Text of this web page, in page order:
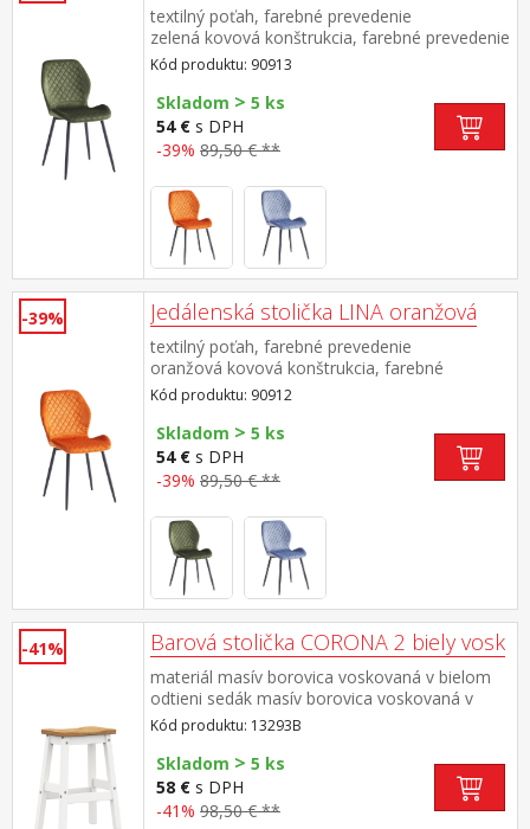
textilný poťah, farebné prevedenie
zelená kovová konštrukcia, farebné prevedenie
čierna výška sedu 50 cm odporúčaná nosnosť
do 120 kg
Kód produktu: 90913
Skladom > 5 ks
54 € s DPH
-39% 89,50 € **
-39% Jedálenská stolička LINA oranžová
textilný poťah, farebné prevedenie
oranžová kovová konštrukcia, farebné
prevedenie čierna výška sedu 50
cm odporúčaná nosnosť do 120 kg
Kód produktu: 90912
Skladom > 5 ks
54 € s DPH
-39% 89,50 € **
-41% Barová stolička CORONA 2 biely vosk
materiál masív borovica voskovaná v bielom
odtieni sedák masív borovica voskovaná v
medovom odtieni súčasť zostavy Corona 2
biela
Kód produktu: 13293B
Skladom > 5 ks
58 € s DPH
-41% 98,50 € **